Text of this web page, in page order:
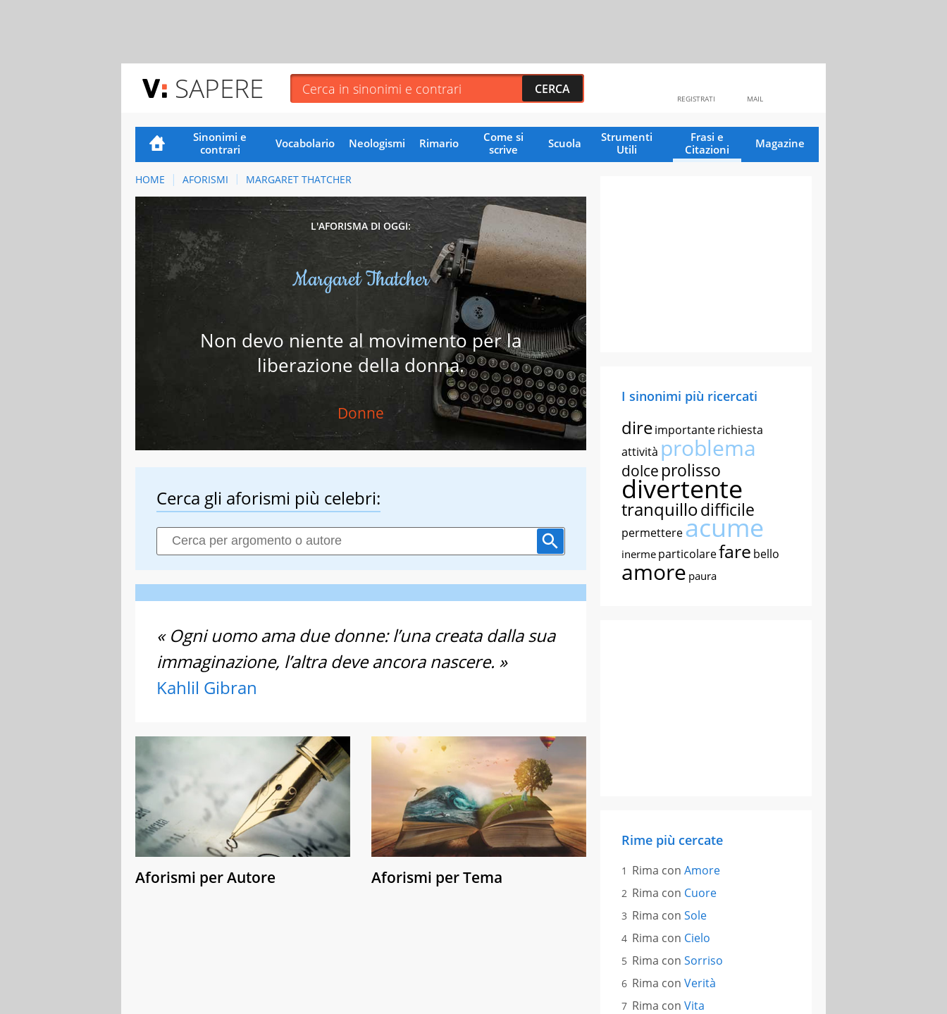
SAPERE MAIL
REGISTRATI
Sinonimi e
contrari
Vocabolario Neologismi Rimario
Come si
scrive
Scuola
Strumenti
Utili
Frasi e
Citazioni
Magazine
HOME AFORISMI MARGARET THATCHER
L'AFORISMA DI OGGI:
Margaret Thatcher
Non devo niente al movimento per la
liberazione della donna.
Donne
Cerca gli aforismi più celebri:
« Ogni uomo ama due donne: l’una creata dalla sua
immaginazione, l’altra deve ancora nascere. »
Kahlil Gibran
Aforismi per Autore Aforismi per Tema
I sinonimi più ricercati
direimportanterichiesta
attività problema
dolce prolisso
divertente
tranquillodifficile
permettereacume
inerme particolarefare bello
amore paura
Rime più cercate
Rima con Amore
Rima con Cuore
Rima con Sole
Rima con Cielo
Rima con Sorriso
Rima con Verità
Rima con Vita